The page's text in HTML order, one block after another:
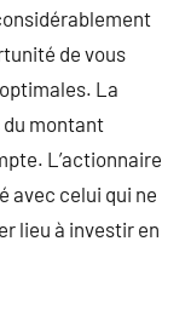
de vous
La
montant
L’actionnaire
avec celui qui ne
lieu à investir en